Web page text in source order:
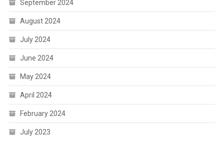
September 2024
August 2024
July 2024
June 2024
May 2024
April 2024
February 2024
July 2023